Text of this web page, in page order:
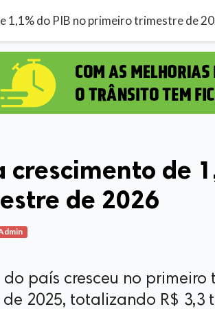
1,1% do PIB no primeiro trimestre de
de
de 2026
país cresceu no primeiro
2025, totalizando R$ 3,3